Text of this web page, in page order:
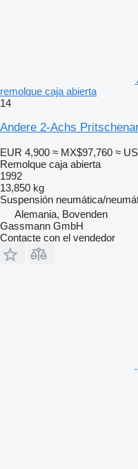
remolque caja abierta
14
Andere 2-Achs
EUR 4,900 ≈ MX$97,760 ≈
Remolque caja abierta
1992
13,850 kg
Suspensión neumática/
Alemania, Bovenden
Gassmann GmbH
Contacte con el vendedor